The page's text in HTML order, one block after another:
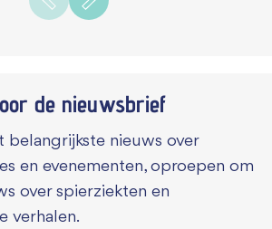
de nieuwsbrief
belangrijkste nieuws over
en evenementen, oproepen om
over spierziekten en
verhalen.